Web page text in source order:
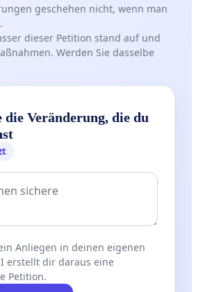
geschehen nicht, wenn man
dieser Petition stand auf und
Werden Sie dasselbe
die Veränderung, die du
Anliegen in deinen eigenen
erstellt dir daraus eine
Petition.